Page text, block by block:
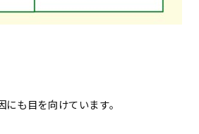
も目を向けています。